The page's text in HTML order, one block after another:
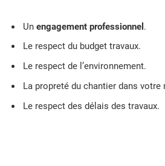
Un engagement professionnel .
Le respect du budget travaux.
Le respect de l’environnement.
La propreté du chantier dans votre
Le respect des délais des travaux.